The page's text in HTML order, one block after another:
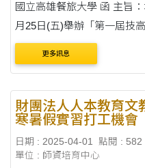
國立高雄餐旅大學 函 主旨：本校師資培育中心謹訂於114年4
月25日(五)舉辦「第一屆技
師生踴躍報名參加，請查照。 說明： 一、活動時間：114年4
月25日(五)上午9時20分至下
更多訊息
財團法人人本教育文
寒暑假實習打工機會
日期 : 2025-04-01
點閱 : 582
單位 : 師資培育中心